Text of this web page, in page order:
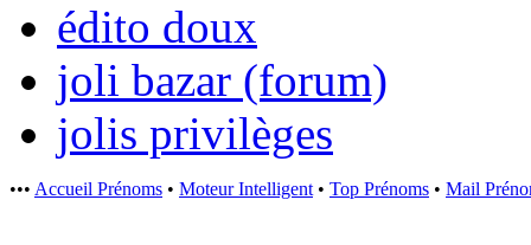
édito doux
joli bazar (forum)
jolis privilèges
••• Accueil Prénoms • Moteur Intelligent • Top Prénoms • Mail